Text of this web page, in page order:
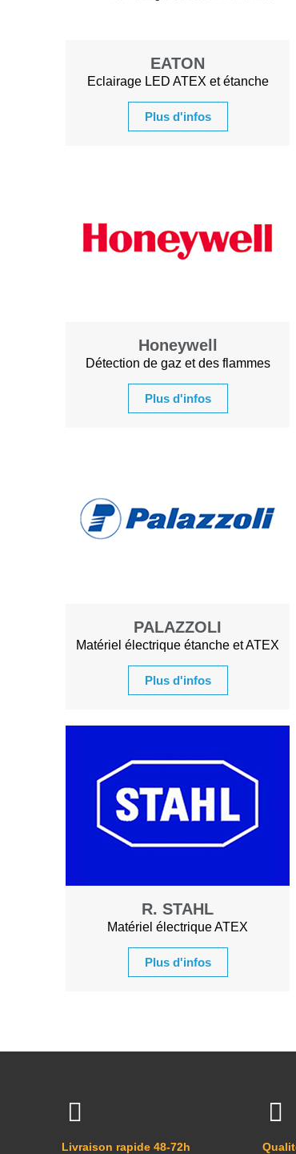
EATON
Eclairage LED ATEX et étanche
Plus d'infos
Honeywell
Détection de gaz et des flammes
Plus d'infos
PALAZZOLI
Matériel électrique étanche et ATEX
Plus d'infos
R. STAHL
Matériel électrique ATEX
Plus d'infos
Livraison rapide 48-72h